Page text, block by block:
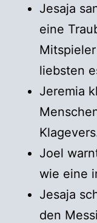
Jesaja
eine
liebsten
Jeremia
Joel
wie eine
Jesaja
den